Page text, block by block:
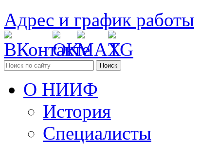
Адрес и график работы
Поиск
О НИИФ
История
Специалисты